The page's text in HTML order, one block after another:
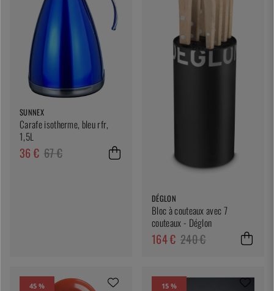
SUNNEX
Carafe isotherme, bleu rfr,
1,5L
36 € 67 €
DÉGLON
Bloc à couteaux avec 7
couteaux - Déglon
164 € 240 €
45 % 15 %